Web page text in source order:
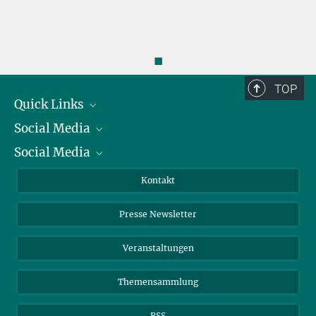
◼
TOP
Quick Links
Präsident
Zahlen und Fakten
Meldestelle Fehlverhalten
Social Media
Bluesky
TikTok
Social Media
Instagram
YouTube
Kontakt
Presse Newsletter
Veranstaltungen
Themensammlung